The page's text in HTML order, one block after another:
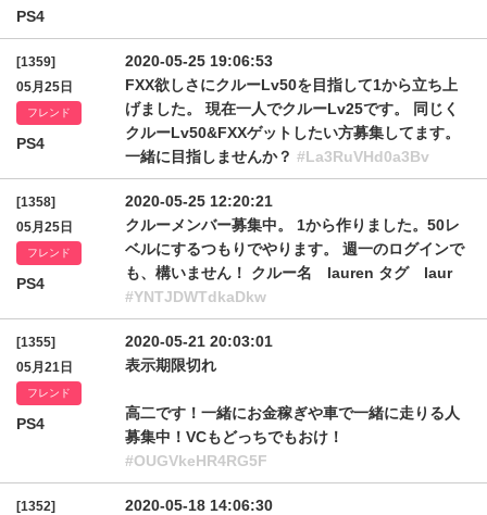
PS4
[1359]
05月25日
フレンド
PS4
2020-05-25 19:06:53
FXX欲しさにクルーLv50を目指して1から立ち上
げました。 現在一人でクルーLv25です。 同じく
クルーLv50&FXXゲットしたい方募集してます。
一緒に目指しませんか？ #La3RuVHd0a3Bv
[1358]
05月25日
フレンド
PS4
2020-05-25 12:20:21
クルーメンバー募集中。 1から作りました。50レ
ベルにするつもりでやります。 週一のログインで
も、構いません！ クルー名 lauren タグ laur
#YNTJDWTdkaDkw
[1355]
05月21日
フレンド
PS4
2020-05-21 20:03:01
表示期限切れ
高二です！一緒にお金稼ぎや車で一緒に走りる人
募集中！VCもどっちでもおけ！
#OUGVkeHR4RG5F
[1352]
2020-05-18 14:06:30